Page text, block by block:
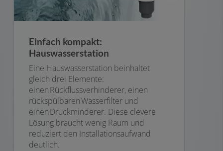
Einfach kompakt:
Hauswasserstation
Eine Hauswasserstation beinhaltet
gleich drei Elemente:
einen Rückflussverhinderer, einen
rückspülbaren Wasserfilter und
einen Druckminderer. Diese clevere
Lösung braucht wenig Raum und
reduziert den Installationsaufwand
deutlich.